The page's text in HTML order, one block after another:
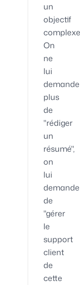
un
objectif
On
ne
lui
demande
plus
de
"rédiger
un
résumé",
on
lui
demande
de
"gérer
le
support
client
de
cette